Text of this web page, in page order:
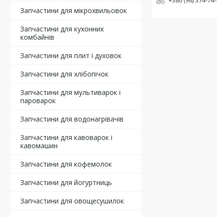
Запчастини для мікрохвильовок
Запчастини для кухонних
комбайнів
Запчастини для плит і духовок
Запчастини для хлібопічок
Запчастини для мультиварок і
пароварок
Запчастини для водонагрівачів
Запчастини для кавоварок і
кавомашин
Запчастини для кофемолок
Запчастини для йогуртниць
Запчастини для овощесушилок